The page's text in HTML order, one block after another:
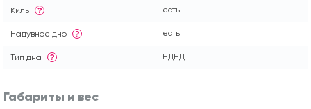
Киль ? есть
Надувное дно ? есть
Тип дна ? НДНД
Габариты и вес